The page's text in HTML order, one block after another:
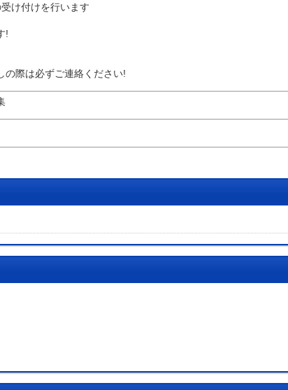
け付けを行います
!
の際は必ずご連絡ください!